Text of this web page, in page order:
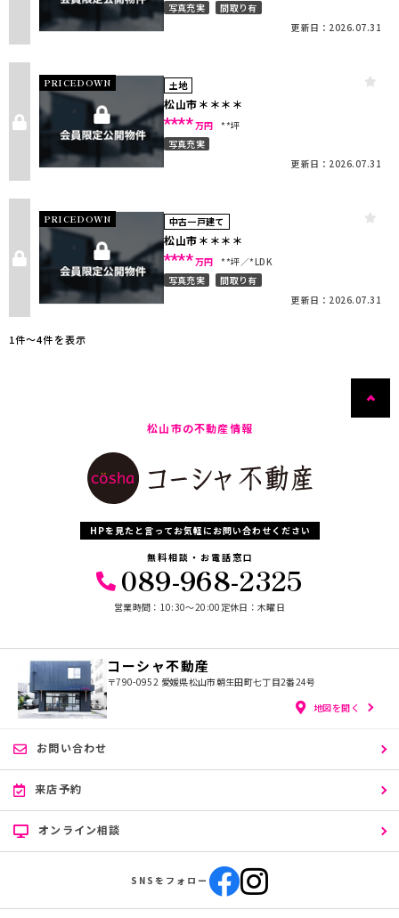
写真充実
間取り有
更新日：2026.07.31
PRICEDOWN 土地
松山市＊＊＊＊
****万円
**坪
写真充実
更新日：2026.07.31
PRICEDOWN 中古一戸建て
松山市＊＊＊＊
****万円 **坪
*LDK
写真充実
間取り有
更新日：2026.07.31
1件〜4件を表示
松山市の不動産情報
HPを見たと言ってお気軽にお問い合わせください
無料相談・お電話窓口
089-968-2325
営業時間：10:30〜20:00 定休日：木曜日
コーシャ不動産
〒790-0952 愛媛県松山市朝生田町七丁目2番24号
地図を開く
お問い合わせ
来店予約
オンライン相談
SNSをフォロー